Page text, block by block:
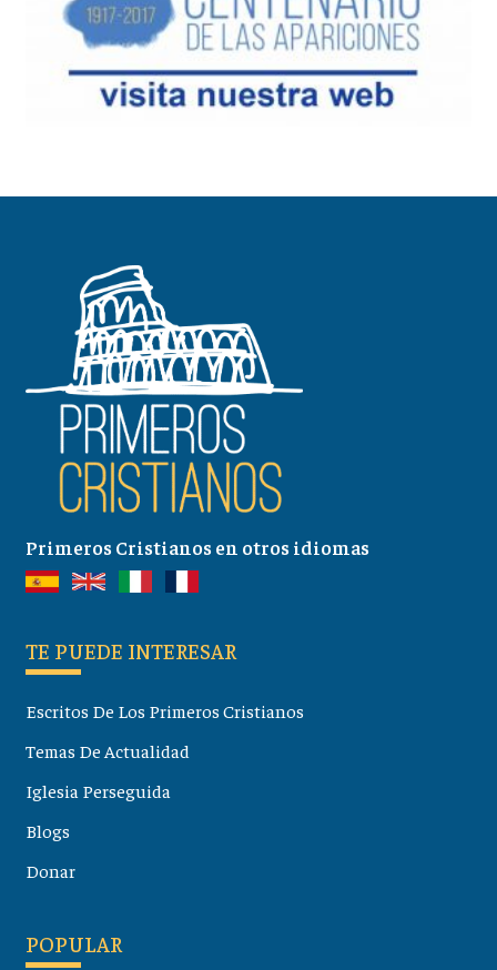
Primeros Cristianos en otros idiomas
TE PUEDE INTERESAR
Escritos De Los Primeros Cristianos
Temas De Actualidad
Iglesia Perseguida
Blogs
Donar
POPULAR